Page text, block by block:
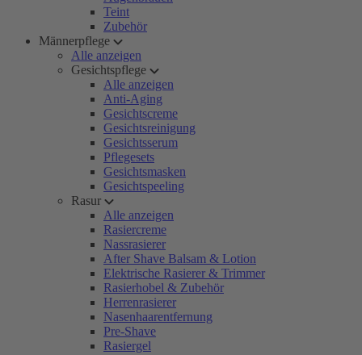
Teint
Zubehör
Männerpflege
Alle anzeigen
Gesichtspflege
Alle anzeigen
Anti-Aging
Gesichtscreme
Gesichtsreinigung
Gesichtsserum
Pflegesets
Gesichtsmasken
Gesichtspeeling
Rasur
Alle anzeigen
Rasiercreme
Nassrasierer
After Shave Balsam & Lotion
Elektrische Rasierer & Trimmer
Rasierhobel & Zubehör
Herrenrasierer
Nasenhaarentfernung
Pre-Shave
Rasiergel